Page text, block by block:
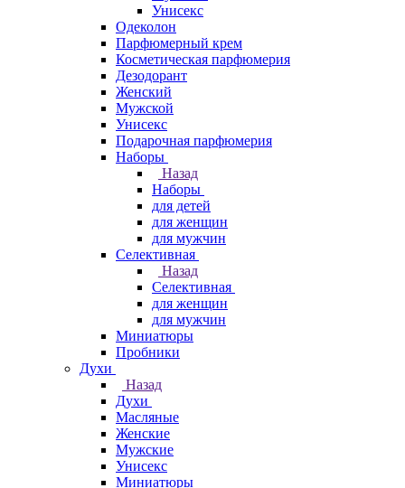
Унисекс
Одеколон
Парфюмерный крем
Косметическая парфюмерия
Дезодорант
Женский
Мужской
Унисекс
Подарочная парфюмерия
Наборы
Назад
Наборы
для детей
для женщин
для мужчин
Селективная
Назад
Селективная
для женщин
для мужчин
Миниатюры
Пробники
Духи
Назад
Духи
Масляные
Женские
Мужские
Унисекс
Миниатюры